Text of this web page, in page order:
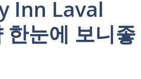
Inn Laval
눈에 보니좋